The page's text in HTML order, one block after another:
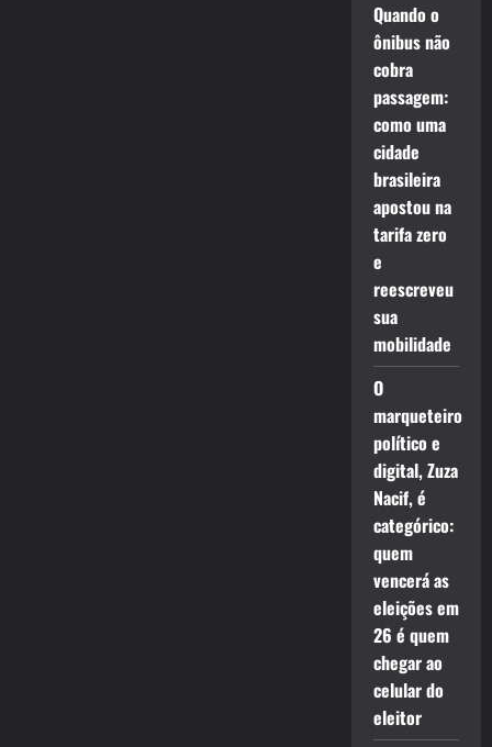
Quando o
ônibus não
cobra
passagem:
como uma
cidade
brasileira
apostou na
tarifa zero
e
reescreveu
sua
mobilidade
O
marqueteiro
político e
digital, Zuza
Nacif, é
categórico:
quem
vencerá as
eleições em
26 é quem
chegar ao
celular do
eleitor